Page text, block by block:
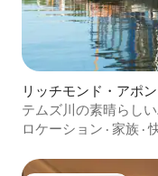
リッチモンド・アポ
テムズ川の素晴らし
ロケーション · 家族 ·